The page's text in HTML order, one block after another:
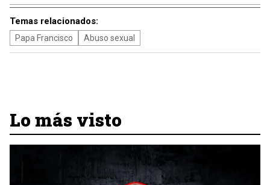
Temas relacionados:
Papa Francisco Abuso sexual
Lo más visto